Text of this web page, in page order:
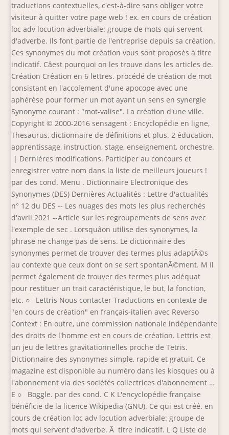
traductions contextuelles, c'est-à-dire sans obliger votre
visiteur à quitter votre page web ! ex. en cours de création
loc adv locution adverbiale: groupe de mots qui servent
d'adverbe. Ils font partie de l'entreprise depuis sa création.
Ces synonymes du mot création vous sont proposés à titre
indicatif. Câest pourquoi on les trouve dans les articles de.
Création Création en 6 lettres. procédé de création de mot
consistant en l'accolement d'une apocope avec une
aphérèse pour former un mot ayant un sens en synergie
Synonyme courant : "mot-valise". La création d'une ville.
Copyright © 2000-2016 sensagent : Encyclopédie en ligne,
Thesaurus, dictionnaire de définitions et plus. 2 éducation,
apprentissage, instruction, stage, enseignement, orchestre.
| Dernières modifications. Participer au concours et
enregistrer votre nom dans la liste de meilleurs joueurs !
par des cond. Menu . Dictionnaire Electronique des
Synonymes (DES) Dernières Actualités : Lettre d'actualités
n° 12 du DES -- Les nuages des mots les plus recherchés
d'avril 2021 --Article sur les regroupements de sens avec
l'exemple de sec . Lorsquâon utilise des synonymes, la
phrase ne change pas de sens. Le dictionnaire des
synonymes permet de trouver des termes plus adaptÃ©s
au contexte que ceux dont on se sert spontanÃ©ment. M Il
permet également de trouver des termes plus adéquat
pour restituer un trait caractéristique, le but, la fonction,
etc. ○ Lettris Nous contacter Traductions en contexte de
"en cours de création" en français-italien avec Reverso
Context : En outre, une commission nationale indépendante
des droits de l'homme est en cours de création. Lettris est
un jeu de lettres gravitationnelles proche de Tetris.
Dictionnaire des synonymes simple, rapide et gratuit. Ce
magazine est disponible au numéro dans les kiosques ou à
l'abonnement via des sociétés collectrices d'abonnement …
E ○ Boggle. par des cond. C K L'encyclopédie française
bénéficie de la licence Wikipedia (GNU). Ce qui est créé. en
cours de création loc adv locution adverbiale: groupe de
mots qui servent d'adverbe. Ã titre indicatif. L Q Liste de